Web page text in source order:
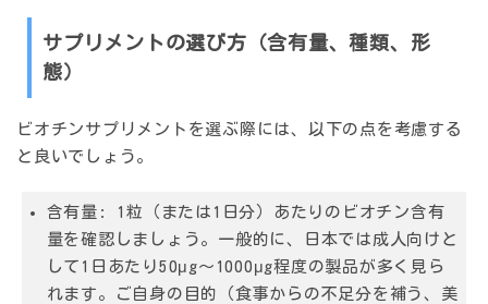
サプリメントの選び方（含有量、種類、形
態）
ビオチンサプリメントを選ぶ際には、以下の点を考慮する
と良いでしょう。
含有量:
1粒（または1日分）あたりのビオチン含有
量を確認しましょう。一般的に、日本では成人向けと
して1日あたり50μg〜1000μg程度の製品が多く見ら
れます。ご自身の目的（食事からの不足分を補う、美